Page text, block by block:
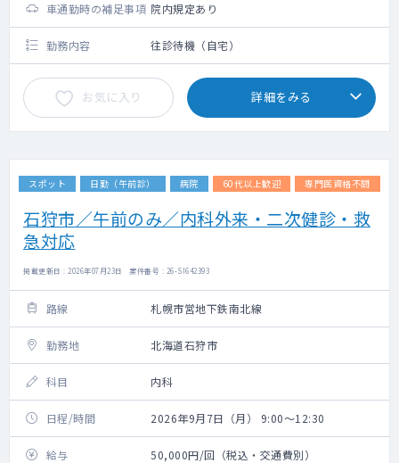
車通勤時の補足事項 院内規定あり
勤務内容 往診待機（自宅）
お気に入り 詳細をみる
スポット 日勤（午前診） 病院 60代以上歓迎 専門医資格不問
石狩市／午前のみ／内科外来・二次健診・救
急対応
掲載更新日 : 2026年07月23日 案件番号 : 26-SI642393
路線 札幌市営地下鉄南北線
勤務地 北海道石狩市
科目 内科
日程/時間 2026年9月7日（月） 9:00～12:30
給与 50,000円/回（税込・交通費別）